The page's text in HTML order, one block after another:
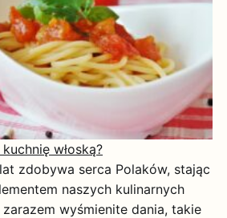
włoską?
zdobywa serca Polaków, stając
naszych kulinarnych
wyśmienite dania, takie